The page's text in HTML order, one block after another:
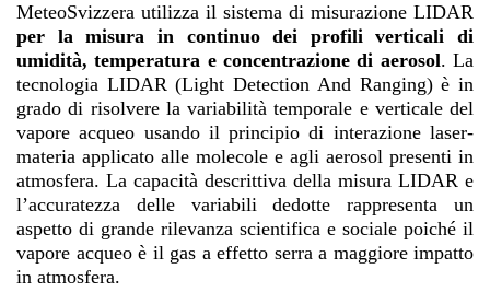
MeteoSvizzera utilizza il sistema di misurazione LIDAR
per la misura in continuo dei profili verticali di
umidità, temperatura e concentrazione di aerosol. La
tecnologia LIDAR (Light Detection And Ranging) è in
grado di risolvere la variabilità temporale e verticale del
vapore acqueo usando il principio di interazione laser-
materia applicato alle molecole e agli aerosol presenti in
atmosfera. La capacità descrittiva della misura LIDAR e
l’accuratezza delle variabili dedotte rappresenta un
aspetto di grande rilevanza scientifica e sociale poiché il
vapore acqueo è il gas a effetto serra a maggiore impatto
in atmosfera.